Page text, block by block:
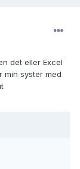
det eller Excel
min syster med